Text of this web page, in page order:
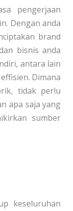
pengerjaan
Dengan anda
brand
bisnis anda
antara lain
Dimana
tidak perlu
apa saja yang
sumber
keseluruhan